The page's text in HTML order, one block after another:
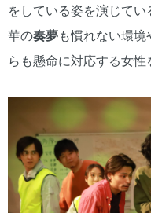
をしている姿を演じて
華の奏夢も慣れない環
らも懸命に対応する女性